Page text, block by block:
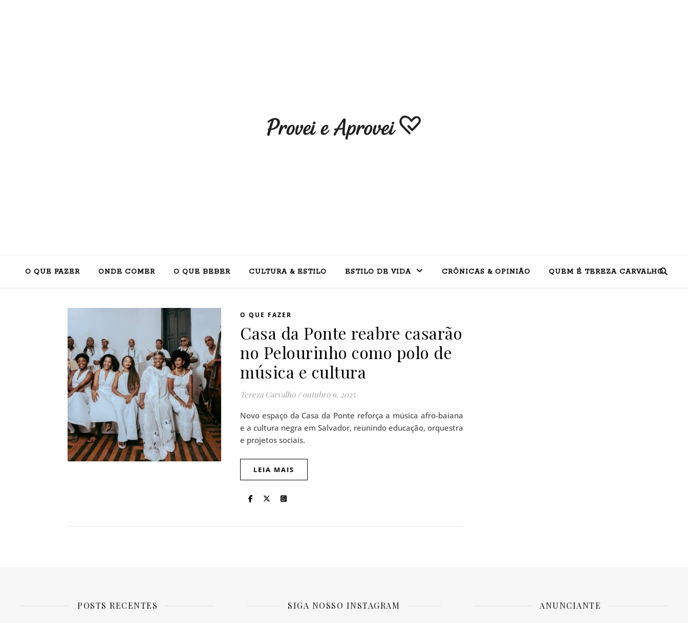
O QUE FAZER ONDE COMER O QUE BEBER CULTURA & ESTILO ESTILO DE VIDA CRÔNICAS & OPINIÃO QUEM É TEREZA CARVALHO
O QUE FAZER
Casa da Ponte reabre casarão
no Pelourinho como polo de
música e cultura
Tereza Carvalho / outubro 9, 2025
Novo espaço da Casa da Ponte reforça a música afro-baiana
e a cultura negra em Salvador, reunindo educação, orquestra
e projetos sociais.
LEIA MAIS
POSTS RECENTES SIGA NOSSO INSTAGRAM ANUNCIANTE